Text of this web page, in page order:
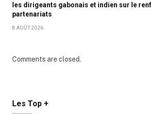
les dirigeants gabonais et indien sur le
partenariats
8 AOÛT 2026
Comments are closed.
Les Top +